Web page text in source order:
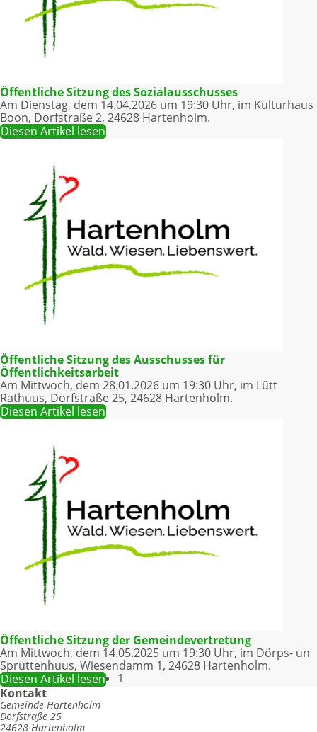
Öffentliche Sitzung des Sozialausschusses
Am Dienstag, dem 14.04.2026 um 19:30 Uhr, im Kulturhaus
Boon, Dorfstraße 2, 24628 Hartenholm.
Diesen Artikel lesen
Öffentliche Sitzung des Ausschusses für
Öffentlichkeitsarbeit
Am Mittwoch, dem 28.01.2026 um 19:30 Uhr, im Lütt
Rathuus, Dorfstraße 25, 24628 Hartenholm.
Diesen Artikel lesen
Öffentliche Sitzung der Gemeindevertretung
Am Mittwoch, dem 14.05.2025 um 19:30 Uhr, im Dörps- un
Sprüttenhuus, Wiesendamm 1, 24628 Hartenholm.
Diesen Artikel lesen
1
Kontakt
Gemeinde Hartenholm
Dorfstraße 25
24628 Hartenholm